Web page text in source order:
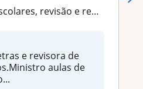
revisão e redação, TCC
e revisora de
aulas de